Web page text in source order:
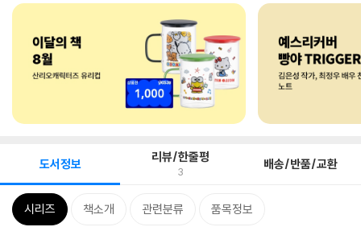
도서정보 리뷰/한줄평
3 배송/반품/교환
시리즈 책소개 관련분류 품목정보